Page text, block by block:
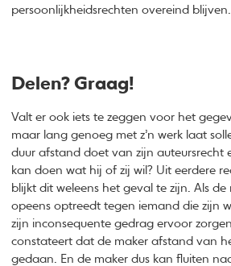
persoonlijkheidsrechten overeind blijven.
Delen? Graag!
Valt er ook iets te zeggen voor het
maar lang genoeg met z’n werk laat
duur afstand doet van zijn auteursrecht
kan doen wat hij of zij wil? Uit eerdere
blijkt dit weleens het geval te zijn. Als de
opeens optreedt tegen iemand die zijn
zijn inconsequente gedrag ervoor
constateert dat de maker afstand van
gedaan. En de maker dus kan fluiten